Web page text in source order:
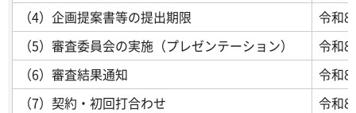
（4）企画提案書等の提出期限
令和8
（5）審査委員会の実施（プレゼンテーション）
令和8
（6）審査結果通知
令和8
（7）契約・初回打合わせ
令和8